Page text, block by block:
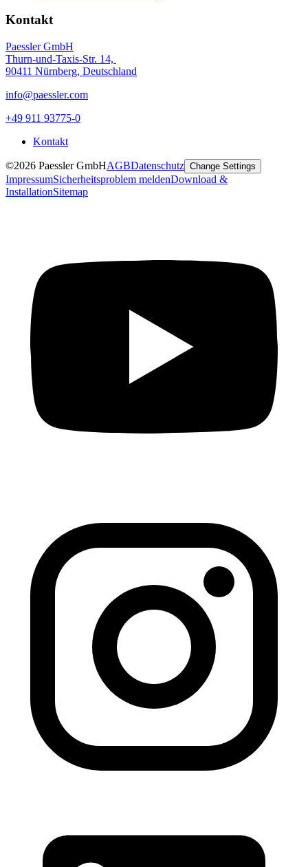
Kontakt
Paessler GmbH
Thurn-und-Taxis-Str. 14,
90411 Nürnberg, Deutschland
info@paessler.com
+49 911 93775-0
Kontakt
©2026 Paessler GmbHAGBDatenschutz Change Settings
ImpressumSicherheitsproblem meldenDownload &
InstallationSitemap